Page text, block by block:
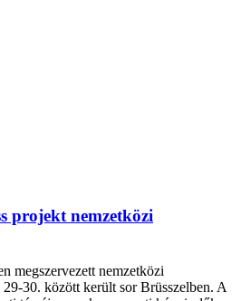
projekt nemzetközi
megszervezett nemzetközi
30. között került sor Brüsszelben. A